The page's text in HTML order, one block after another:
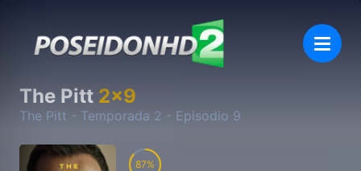
The Pitt 2x9
The Pitt - Temporada 2 - Episodio 9
87